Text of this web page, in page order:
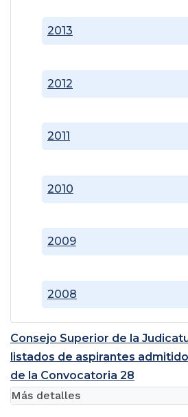
2008
2009
2010
2011
2012
2013
Consejo Superior de la
listados de aspirantes
de la Convocatoria 28
Más detalles